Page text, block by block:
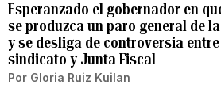
Esperanzado el gobernador en
se produzca un paro general de
y se desliga de controversia entre
sindicato y Junta Fiscal
Por Gloria Ruiz Kuilan